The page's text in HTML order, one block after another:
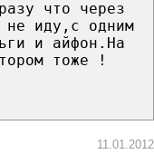
что через
не иду,с одним
и айфон.На
тоже !
11.01.2012